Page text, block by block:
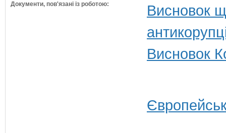
Документи, пов'язані із роботою:
Висновок
Висновок